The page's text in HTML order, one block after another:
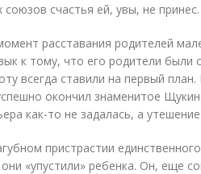
союзов счастья ей, увы, не принес.
расставания родителей
к тому, что его родители
всегда ставили на первый
окончил знаменитое
как-то не задалась, а
пристрастии
«упустили» ребенка. Он, еще